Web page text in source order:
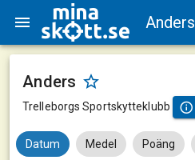
Anders
Anders
Trelleborgs Sportskytteklubb
Datum Medel Poäng